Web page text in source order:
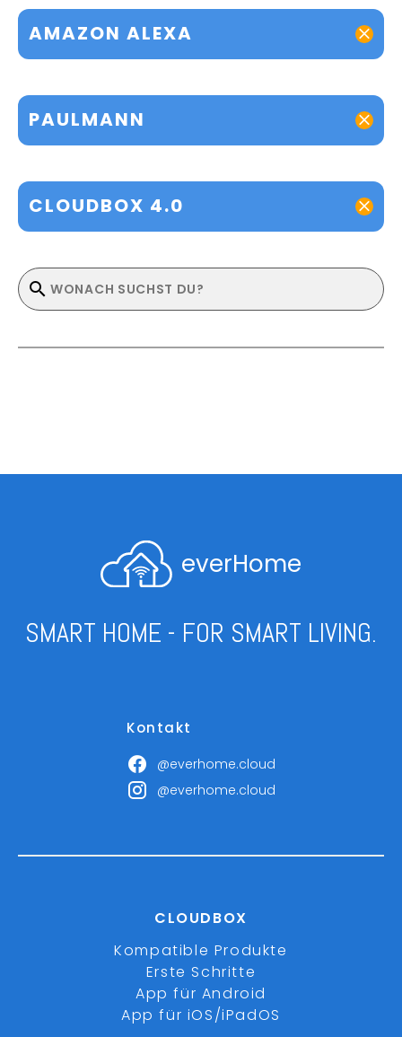
AMAZON ALEXA
PAULMANN
CLOUDBOX 4.0
everHome
SMART HOME - FOR SMART LIVING.
Kontakt
@everhome.cloud
@everhome.cloud
CLOUDBOX
Kompatible Produkte
Erste Schritte
App für Android
App für iOS/iPadOS